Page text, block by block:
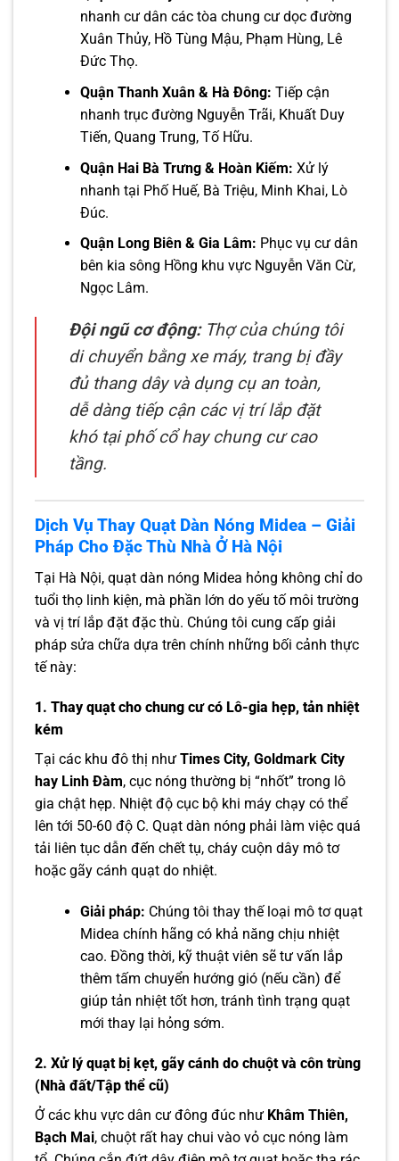
nhanh cư dân các tòa chung cư dọc đường
Xuân Thủy, Hồ Tùng Mậu, Phạm Hùng, Lê
Đức Thọ.
Quận Thanh Xuân & Hà Đông: Tiếp cận
nhanh trục đường Nguyễn Trãi, Khuất Duy
Tiến, Quang Trung, Tố Hữu.
Quận Hai Bà Trưng & Hoàn Kiếm: Xử lý
nhanh tại Phố Huế, Bà Triệu, Minh Khai, Lò
Đúc.
Quận Long Biên & Gia Lâm: Phục vụ cư dân
bên kia sông Hồng khu vực Nguyễn Văn Cừ,
Ngọc Lâm.
Đội ngũ cơ động:Thợ của chúng tôi
di chuyển bằng xe máy, trang bị đầy
đủ thang dây và dụng cụ an toàn,
dễ dàng tiếp cận các vị trí lắp đặt
khó tại phố cổ hay chung cư cao
tầng.
Dịch Vụ Thay Quạt Dàn Nóng Midea – Giải
Pháp Cho Đặc Thù Nhà Ở Hà Nội
Tại Hà Nội, quạt dàn nóng Midea hỏng không chỉ do
tuổi thọ linh kiện, mà phần lớn do yếu tố môi trường
và vị trí lắp đặt đặc thù. Chúng tôi cung cấp giải
pháp sửa chữa dựa trên chính những bối cảnh thực
tế này:
1. Thay quạt cho chung cư có Lô-gia hẹp, tản nhiệt
kém
Tại các khu đô thị như Times City, Goldmark City
hay Linh Đàm, cục nóng thường bị “nhốt” trong lô
gia chật hẹp. Nhiệt độ cục bộ khi máy chạy có thể
lên tới 50-60 độ C. Quạt dàn nóng phải làm việc quá
tải liên tục dẫn đến chết tụ, cháy cuộn dây mô tơ
hoặc gãy cánh quạt do nhiệt.
Giải pháp: Chúng tôi thay thế loại mô tơ quạt
Midea chính hãng có khả năng chịu nhiệt
cao. Đồng thời, kỹ thuật viên sẽ tư vấn lắp
thêm tấm chuyển hướng gió (nếu cần) để
giúp tản nhiệt tốt hơn, tránh tình trạng quạt
mới thay lại hỏng sớm.
2. Xử lý quạt bị kẹt, gãy cánh do chuột và côn trùng
(Nhà đất/Tập thể cũ)
Ở các khu vực dân cư đông đúc như Khâm Thiên,
Bạch Mai, chuột rất hay chui vào vỏ cục nóng làm